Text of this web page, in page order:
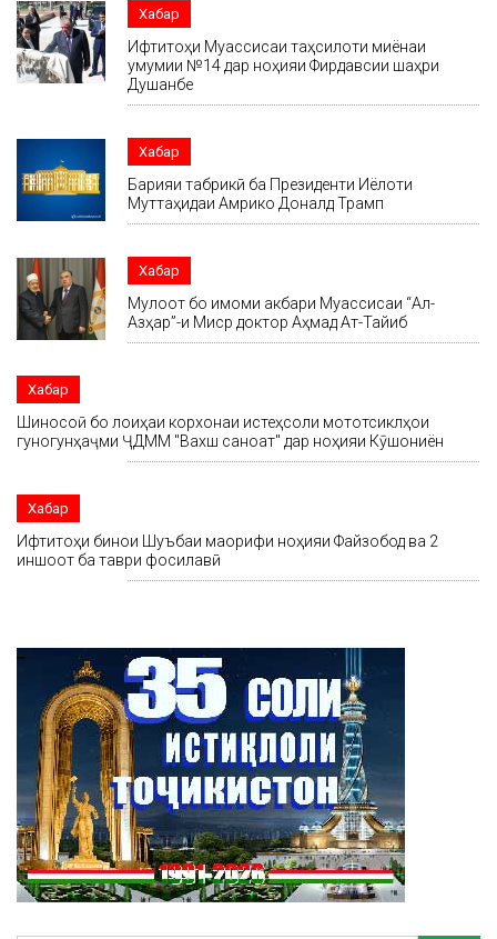
Хабар
Ифтитоҳи Муассисаи таҳсилоти миёнаи
умумии №14 дар ноҳияи Фирдавсии шаҳри
Душанбе
Хабар
Барқияи табрикӣ ба Президенти Иёлоти
Муттаҳидаи Амрико Доналд Трамп
Хабар
Мулоқот бо имоми акбари Муассисаи “Ал-
Азҳар”-и Миср доктор Аҳмад Ат-Тайиб
Хабар
Шиносоӣ бо лоиҳаи корхонаи истеҳсоли мототсиклҳои
гуногунҳаҷми ҶДММ "Вахш саноат" дар ноҳияи Кӯшониён
Хабар
Ифтитоҳи бинои Шуъбаи маорифи ноҳияи Файзобод ва 2
иншоот ба таври фосилавӣ